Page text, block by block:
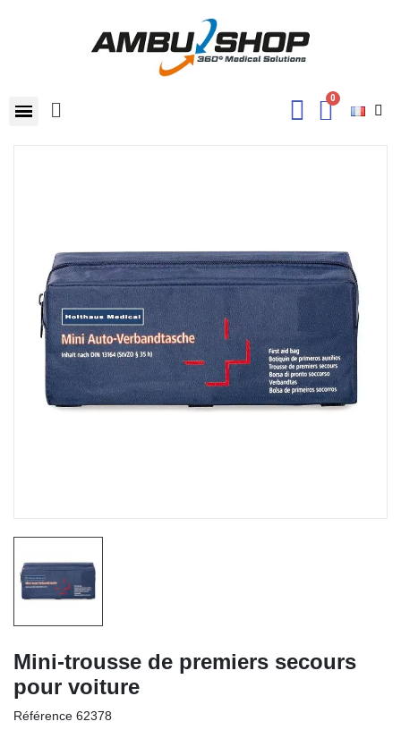
Mini-trousse de premiers secours
pour voiture
Référence 62378